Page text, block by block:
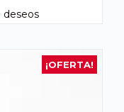
deseos
¡OFERTA!